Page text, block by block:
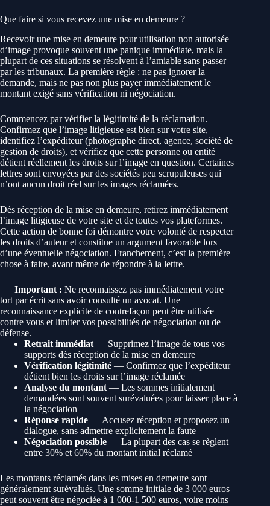
Que faire si vous recevez une mise en demeure ?
Recevoir une mise en demeure pour utilisation non autorisée
d’image provoque souvent une panique immédiate, mais la
plupart de ces situations se résolvent à l’amiable sans passer
par les tribunaux. La première règle : ne pas ignorer la
demande, mais ne pas non plus payer immédiatement le
montant exigé sans vérification ni négociation.
Commencez par vérifier la légitimité de la réclamation.
Confirmez que l’image litigieuse est bien sur votre site,
identifiez l’expéditeur (photographe direct, agence, société de
gestion de droits), et vérifiez que cette personne ou entité
détient réellement les droits sur l’image en question. Certaines
lettres sont envoyées par des sociétés peu scrupuleuses qui
n’ont aucun droit réel sur les images réclamées.
Dès réception de la mise en demeure, retirez immédiatement
l’image litigieuse de votre site et de toutes vos plateformes.
Cette action de bonne foi démontre votre volonté de respecter
les droits d’auteur et constitue un argument favorable lors
d’une éventuelle négociation. Franchement, c’est la première
chose à faire, avant même de répondre à la lettre.
Important : Ne reconnaissez pas immédiatement votre
tort par écrit sans avoir consulté un avocat. Une
reconnaissance explicite de contrefaçon peut être utilisée
contre vous et limiter vos possibilités de négociation ou de
défense.
Retrait immédiat — Supprimez l’image de tous vos
supports dès réception de la mise en demeure
Vérification légitimité — Confirmez que l’expéditeur
détient bien les droits sur l’image réclamée
Analyse du montant — Les sommes initialement
demandées sont souvent surévaluées pour laisser place à
la négociation
Réponse rapide — Accusez réception et proposez un
dialogue, sans admettre explicitement la faute
Négociation possible — La plupart des cas se règlent
entre 30% et 60% du montant initial réclamé
Les montants réclamés dans les mises en demeure sont
généralement surévalués. Une somme initiale de 3 000 euros
peut souvent être négociée à 1 000-1 500 euros, voire moins